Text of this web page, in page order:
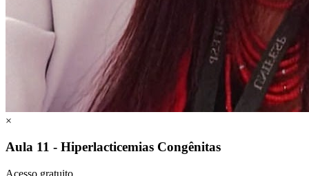
×
Aula 11 - Hiperlacticemias Congênitas
Acesso gratuito